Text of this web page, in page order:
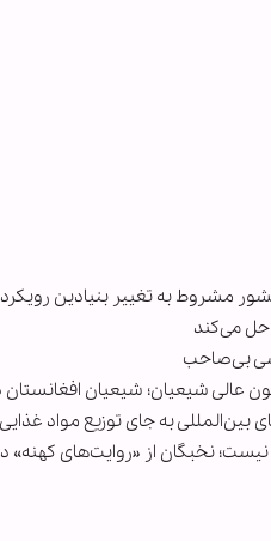
مشروط به تغییر بنیادین
حل می‌کند
بی‌صاحب
عالی شیعیان؛ شیعیان
به جای توزیع مواد
نخبگان از «روایت‌های کهنه»